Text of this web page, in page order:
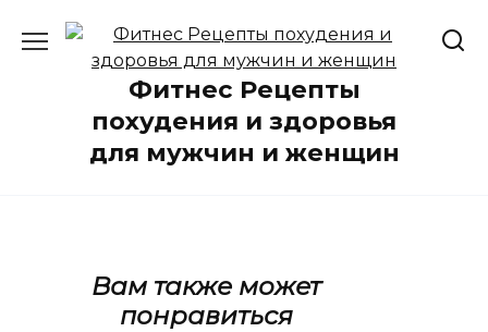
содержанию
Фитнес Рецепты
похудения и здоровья
для мужчин и женщин
Вам также может
понравиться